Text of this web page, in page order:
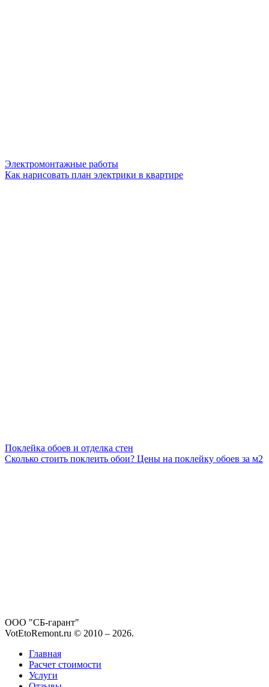
Электромонтажные работы
Как нарисовать план электрики в квартире
Поклейка обоев и отделка стен
Сколько стоить поклеить обои? Цены на поклейку обоев за м2
ООО "СБ-гарант"
VotEtoRemont.ru © 2010 – 2026.
Главная
Расчет стоимости
Услуги